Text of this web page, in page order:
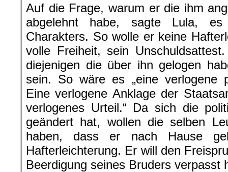
Auf die Frage, warum er die ihm
abgelehnt habe, sagte Lula,
Charakters. So wolle er keine
volle Freiheit, sein
diejenigen die über ihn gelogen
sein. So wäre es „eine verlogene
Eine verlogene Anklage der
verlogenes Urteil.“ Da sich die
geändert hat, wollen die selben
haben, dass er nach Hause
Hafterleichterung. Er will den
Beerdigung seines Bruders verpasst